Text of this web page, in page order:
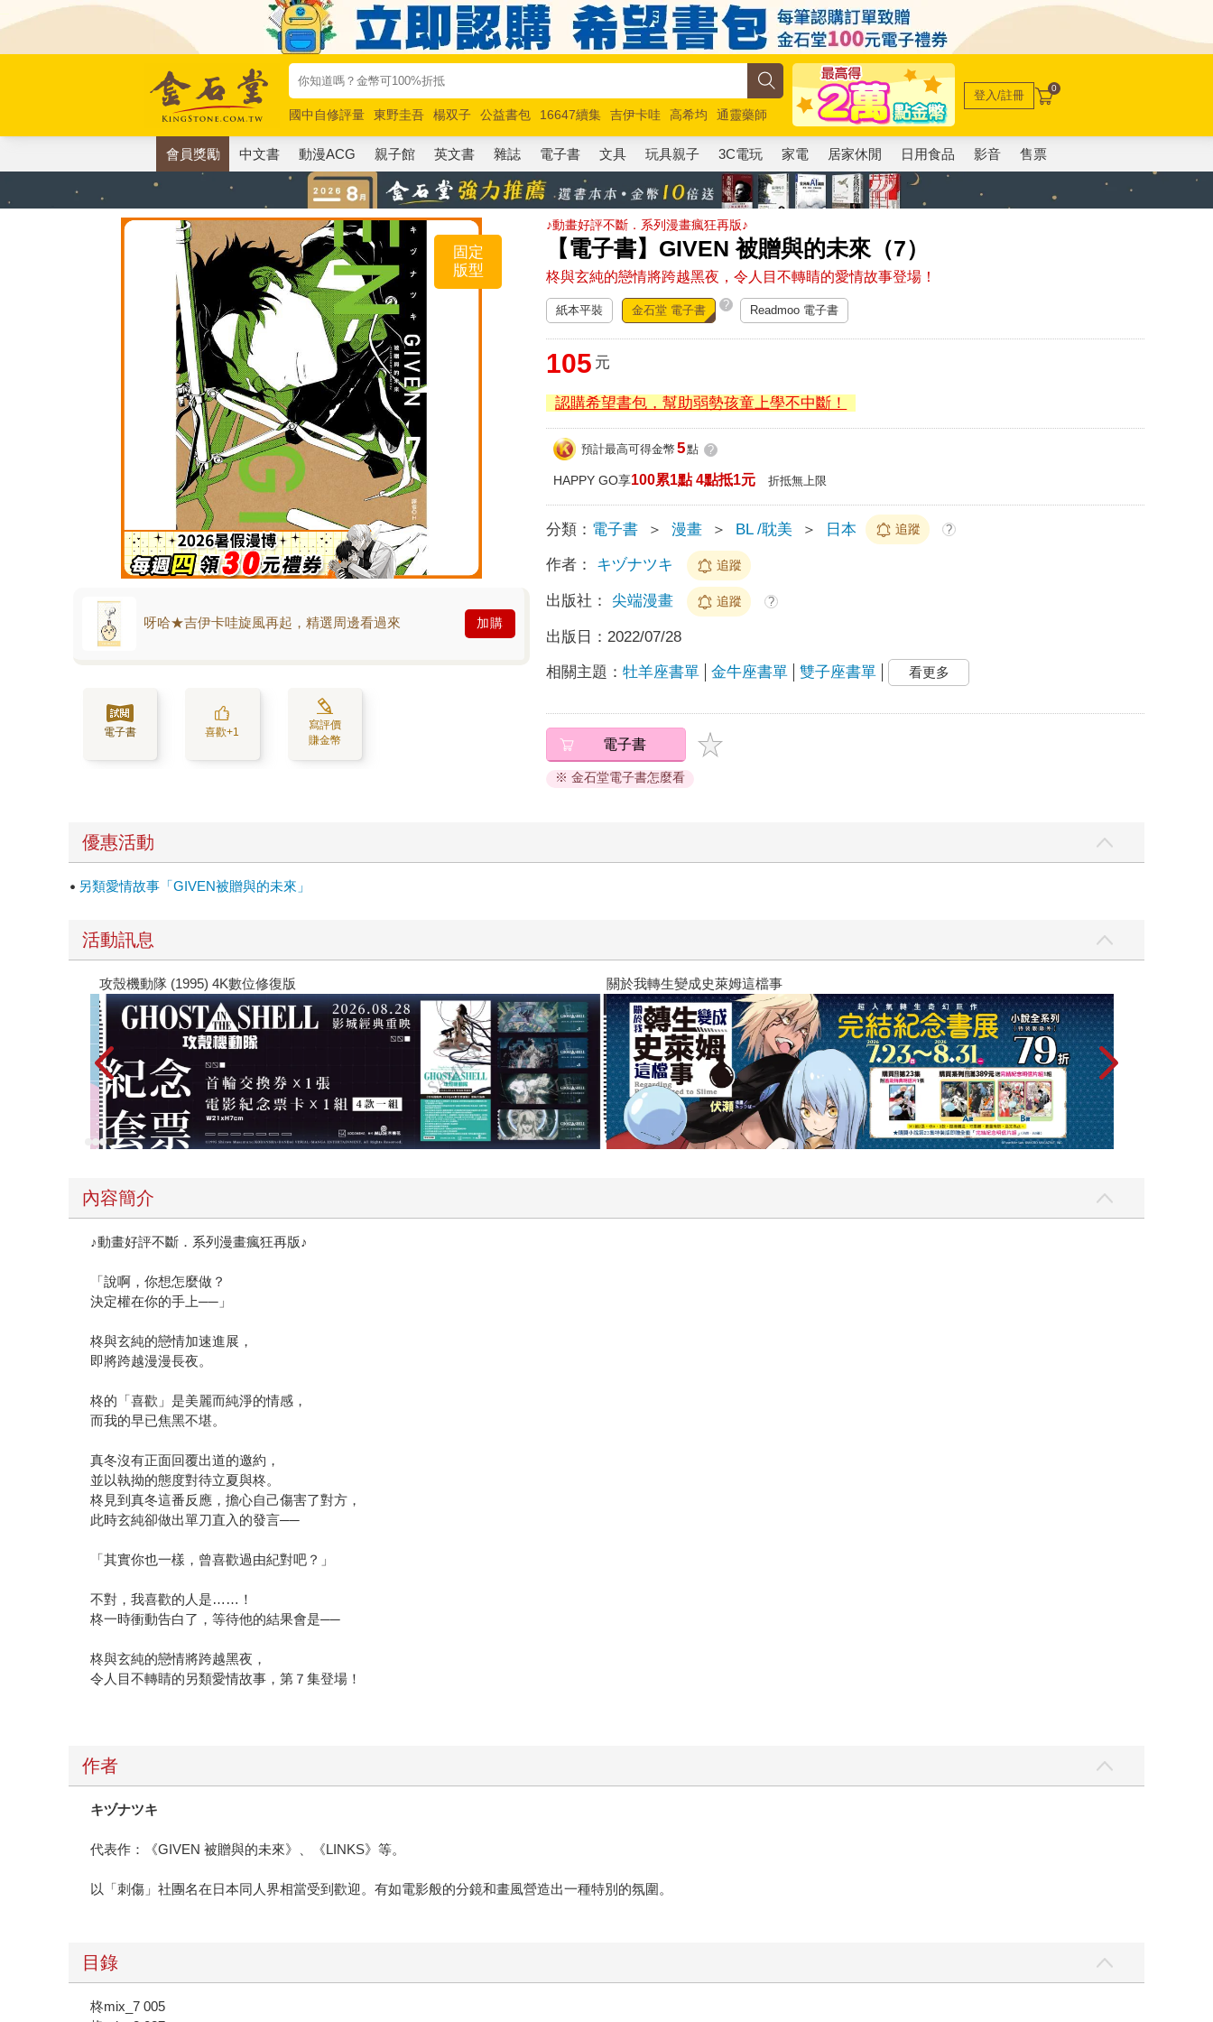
國中自修評量 東野圭吾 楊双子 公益書包 16647續集 吉伊卡哇 高希均
通靈藥師
唯紅花綻放
奧德賽 路邊攤新作 馬斯克 玩具總動員5 超慢跑
登入/註冊 0
會員獎勵 中文書 動漫ACG 親子館 英文書 雜誌 電子書 文具 玩具親子 3C電玩 家電 居家休閒 日用食品 影音 售票
♪動畫好評不斷．系列漫畫瘋狂再版♪
【電子書】GIVEN 被贈與的未來（7）
柊與玄純的戀情將跨越黑夜，令人目不轉睛的愛情故事登場！
固定
版型
呀哈★吉伊卡哇旋風再起，精選周邊看過來 加購
電子書 喜歡+1
寫評價
賺金幣
紙本平裝 金石堂 電子書 ? Readmoo 電子書
105 元
認購希望書包，幫助弱勢孩童上學不中斷！
預計最高可得金幣 5點 ?
HAPPY GO享100累1點 4點抵1元 折抵無上限
分類： 電子書 ＞ 漫畫 ＞ BL /耽美 ＞ 日本 追蹤 ?
作者： キヅナツキ 追蹤
出版社： 尖端漫畫 追蹤 ?
出版日： 2022/07/28
相關主題：牡羊座書單 金牛座書單 雙子座書單 看更多
電子書
※ 金石堂電子書怎麼看
優惠活動
另類愛情故事「GIVEN被贈與的未來」
活動訊息
攻殼機動隊 (1995) 4K數位修復版 關於我轉生變成史萊姆這檔事
內容簡介
♪動畫好評不斷．系列漫畫瘋狂再版♪
「說啊，你想怎麼做？
決定權在你的手上──」
柊與玄純的戀情加速進展，
即將跨越漫漫長夜。
柊的「喜歡」是美麗而純淨的情感，
而我的早已焦黑不堪。
真冬沒有正面回覆出道的邀約，
並以執拗的態度對待立夏與柊。
柊見到真冬這番反應，擔心自己傷害了對方，
此時玄純卻做出單刀直入的發言──
「其實你也一樣，曾喜歡過由紀對吧？」
不對，我喜歡的人是……！
柊一時衝動告白了，等待他的結果會是──
柊與玄純的戀情將跨越黑夜，
令人目不轉睛的另類愛情故事，第７集登場！
作者
キヅナツキ
代表作：《GIVEN 被贈與的未來》、《LINKS》等。
以「刺傷」社團名在日本同人界相當受到歡迎。有如電影般的分鏡和畫風營造出一種特別的氛圍。
目錄
柊mix_7 005